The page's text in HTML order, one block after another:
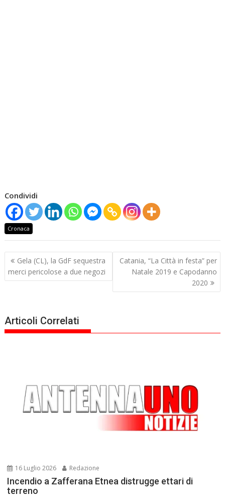
Condividi
Cronaca
Navigazione
articoli
Gela (CL), la GdF sequestra
merci pericolose a due negozi
Catania, “La Città in festa” per
Natale 2019 e Capodanno
2020
Articoli Correlati
16 Luglio 2026 Redazione
Incendio a Zafferana Etnea distrugge ettari di
terreno